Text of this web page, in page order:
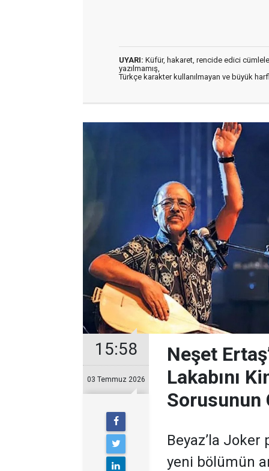
UYARI: Küfür, hakaret, rencide edici
yazılmamış,
Türkçe karakter kullanılmayan ve büyük
15:58
03 Temmuz 2026
Neşet
Lakabını
Sorusunun
Beyaz’la
yeni bölümün